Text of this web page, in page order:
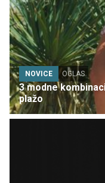
NOVICE OGLAS
3 modne
plažo